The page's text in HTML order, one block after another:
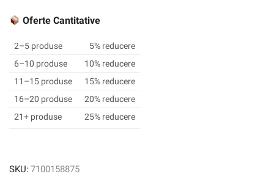
™
Walk
Gand
Resistan
Resistany
Resilient
300,
Oferte Cantitative
2–5 produse
5% reducere
6–10 produse
10% reducere
11–15 produse
15% reducere
16–20 produse
20% reducere
21+ produse
25% reducere
SKU: 7100158875